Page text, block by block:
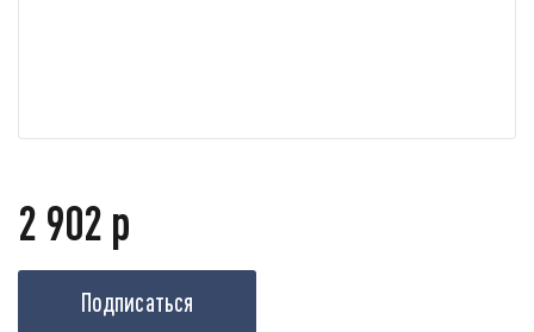
2 902 р
Подписаться